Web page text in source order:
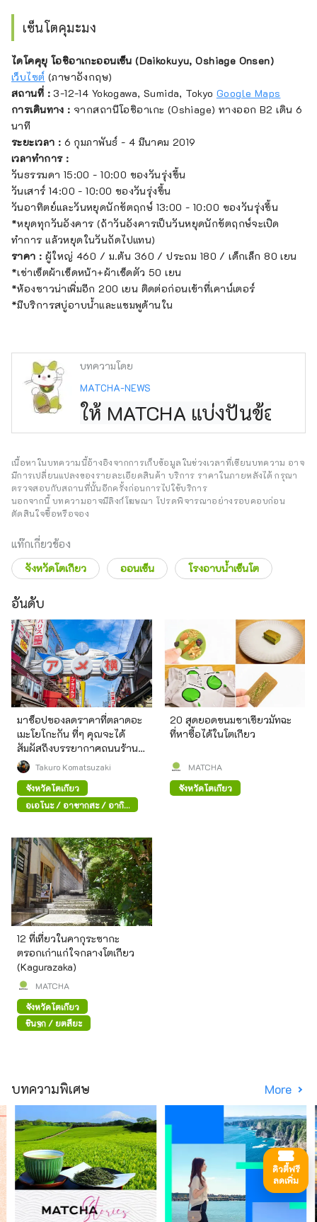
เซ็นโตคุมะมง
ไดโคคุยุ โอชิอาเกะออนเซ็น (Daikokuyu, Oshiage Onsen)
เว็บไซต์ (ภาษาอังกฤษ)
สถานที่ :3-12-14 Yokogawa, Sumida, Tokyo Google Maps
การเดินทาง : จากสถานีโอชิอาเกะ (Oshiage) ทางออก B2 เดิน 6
นาที
ระยะเวลา : 6 กุมภาพันธ์ - 4 มีนาคม 2019
เวลาทำการ :
วันธรรมดา 15:00 - 10:00 ของวันรุ่งขึ้น
วันเสาร์ 14:00 - 10:00 ของวันรุ่งขึ้น
วันอาทิตย์และวันหยุดนักขัตฤกษ์ 13:00 - 10:00 ของวันรุ่งขึ้น
*หยุดทุกวันอังคาร (ถ้าวันอังคารเป็นวันหยุดนักขัตฤกษ์จะเปิด
ทำการ แล้วหยุดในวันถัดไปแทน)
ราคา : ผู้ใหญ่ 460 / ม.ต้น 360 / ประถม 180 / เด็กเล็ก 80 เยน
*เช่าเซ็ตผ้าเช็ดหน้า+ผ้าเช็ดตัว 50 เยน
*ห้องซาวน่าเพิ่มอีก 200 เยน ติดต่อก่อนเข้าที่เคาน์เตอร์
*มีบริการสบู่อาบน้ำและแชมพูด้านใน
บทความโดย
MATCHA-NEWS
ให้ MATCHA แบ่งปันข้อมู
เนื้อหาในบทความนี้อ้างอิงจากการเก็บข้อมูลในช่วงเวลาที่เขียนบทความ อาจ
มีการเปลี่ยนแปลงของรายละเอียดสินค้า บริการ ราคาในภายหลังได้ กรุณา
ตรวจสอบกับสถานที่นั้นอีกครั้งก่อนการไปใช้บริการ
นอกจากนี้ บทความอาจมีลิงก์โฆษณา โปรดพิจารณาอย่างรอบคอบก่อน
ตัดสินใจซื้อหรือจอง
แท๊กเกี่ยวข้อง
จังหวัดโตเกียว ออนเซ็น โรงอาบน้ำเซ็นโต
อันดับ
มาช็อปของลดราคาที่ตลาดอะ
เมะโยโกะกัน ที่ๆ คุณจะได้
สัมผัสถึงบรรยากาศถนนร้าน
ค้าสมัยก่อน
Takuro Komatsuzaki
จังหวัดโตเกียว
อุเอโนะ / อาซากุสะ / อากิ
ฮาบาระ
20 สุดยอดขนมชาเขียวมัทฉะ
ที่หาซื้อได้ในโตเกียว
MATCHA
จังหวัดโตเกียว
12 ที่เที่ยวในคากุระซากะ
ตรอกเก่าแก่ใจกลางโตเกียว
(Kagurazaka)
MATCHA
จังหวัดโตเกียว
ชินจูกุ / ยตสึยะ
บทความพิเศษ More
ดิวตี้ฟรี
ลดเพิ่ม